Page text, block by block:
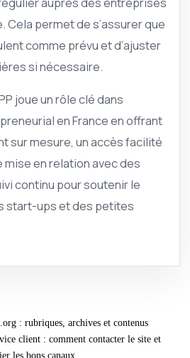
Cela permet de s’assurer que
comme prévu et d’ajuster
si nécessaire.
joue un rôle clé dans
en France en offrant
sur mesure, un accès facilité
mise en relation avec des
continu pour soutenir le
start-ups et des petites
: rubriques, archives et contenus
client : comment contacter le site et
les bons canaux